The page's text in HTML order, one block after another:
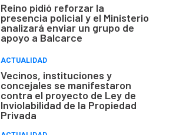
Reino pidió reforzar la
presencia policial y el Ministerio
analizará enviar un grupo de
apoyo a Balcarce
ACTUALIDAD
Vecinos, instituciones y
concejales se manifestaron
contra el proyecto de Ley de
Inviolabilidad de la Propiedad
Privada